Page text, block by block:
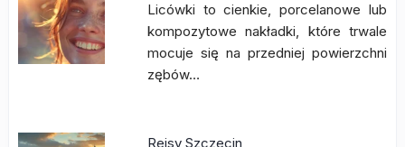
Licówki to cienkie, porcelanowe lub
kompozytowe nakładki, które trwale
mocuje się na przedniej powierzchni
zębów…
Rejsy Szczecin